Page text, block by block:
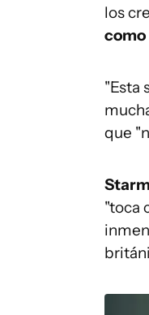
los
como
"Esta
que
"toca